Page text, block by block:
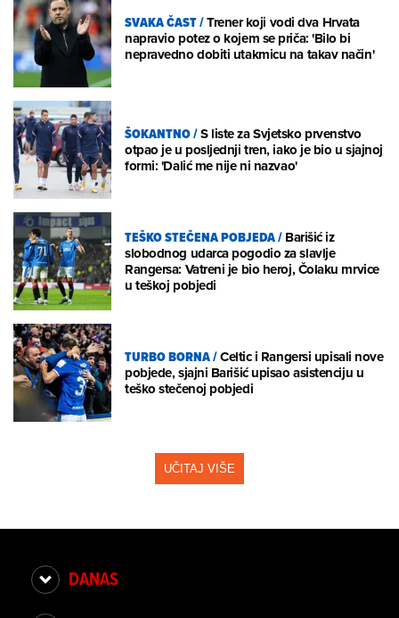
SVAKA ČAST/Trener koji vodi dva Hrvata
napravio potez o kojem se priča: 'Bilo bi
nepravedno dobiti utakmicu na takav način'
ŠOKANTNO/S liste za Svjetsko prvenstvo
otpao je u posljednji tren, iako je bio u sjajnoj
formi: 'Dalić me nije ni nazvao'
TEŠKO STEČENA POBJEDA/Barišić iz
slobodnog udarca pogodio za slavlje
Rangersa: Vatreni je bio heroj, Čolaku mrvice
u teškoj pobjedi
TURBO BORNA/Celtic i Rangersi upisali nove
pobjede, sjajni Barišić upisao asistenciju u
teško stečenoj pobjedi
UČITAJ VIŠE
DANAS